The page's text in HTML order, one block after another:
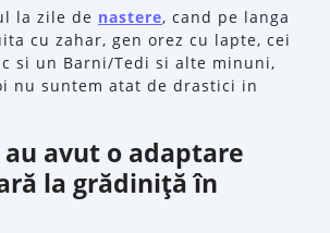
la zile de nastere, cand pe langa
cu zahar, gen orez cu lapte, cei
si un Barni/Tedi si alte minuni,
nu suntem atat de drastici in
au avut o adaptare
la grădiniţă în